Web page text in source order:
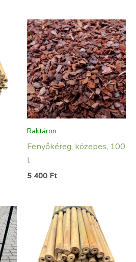
Raktáron
Fenyőkéreg, közepes, 100
l
5 400 Ft